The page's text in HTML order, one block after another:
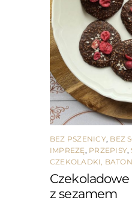
BEZ PSZENICY, BEZ
IMPREZĘ, PRZEPISY,
CZEKOLADKI,
z sezamem